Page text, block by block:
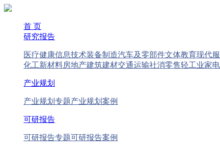
首 页
研究报告
医疗健康信息技术装备制造汽车及零部件文体教育现代
化工新材料房地产建筑建材交通运输社消零售轻工业家
产业规划
产业规划专题产业规划案例
可研报告
可研报告专题可研报告案例